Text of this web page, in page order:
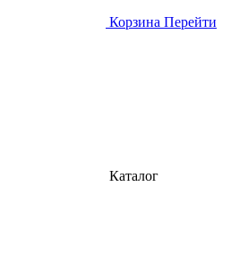
Корзина Перейти
Каталог